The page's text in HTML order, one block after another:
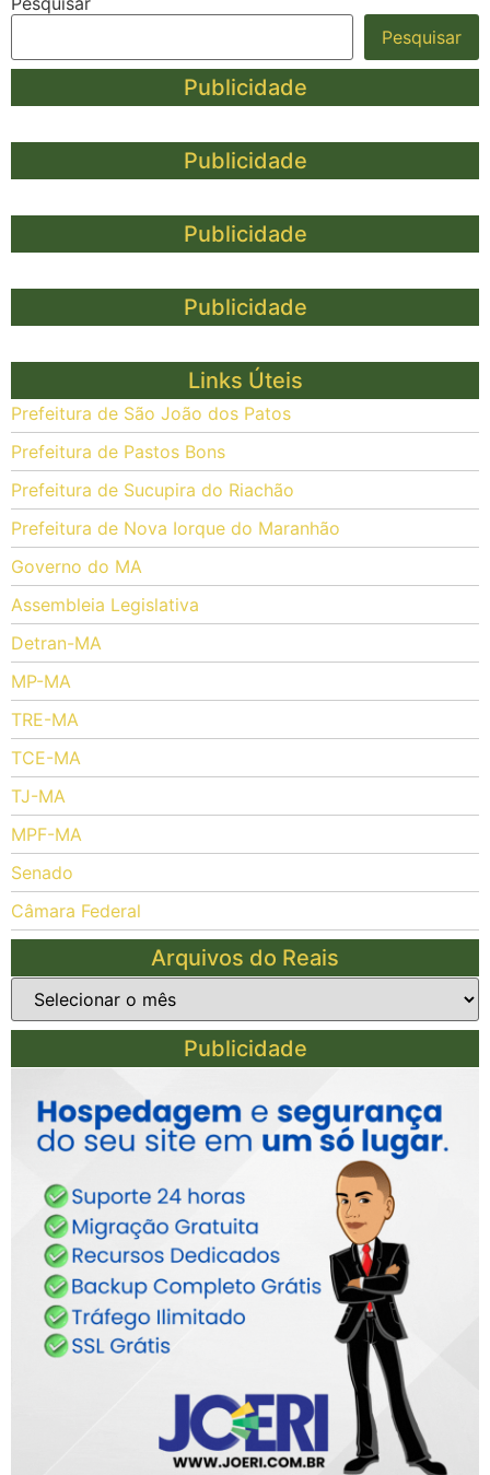
Pesquisar
Publicidade
Publicidade
Publicidade
Publicidade
Links Úteis
Prefeitura de São João dos Patos
Prefeitura de Pastos Bons
Prefeitura de Sucupira do Riachão
Prefeitura de Nova Iorque do Maranhão
Governo do MA
Assembleia Legislativa
Detran-MA
MP-MA
TRE-MA
TCE-MA
TJ-MA
MPF-MA
Senado
Câmara Federal
Arquivos do Reais
Publicidade